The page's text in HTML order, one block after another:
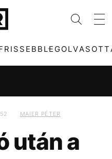
MAIER PÉTER
után a